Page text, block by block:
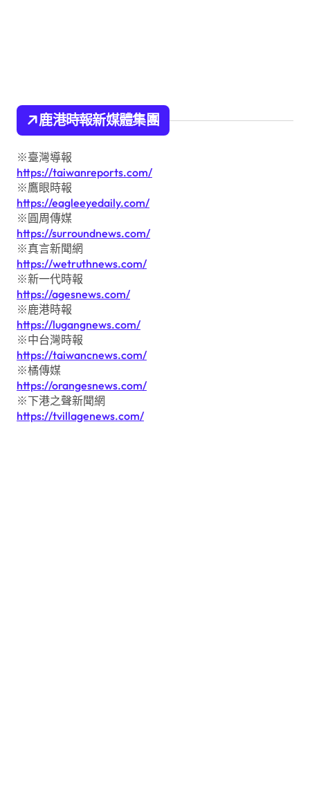
鹿港時報新媒體集團
※臺灣導報
https://taiwanreports.com/
※鷹眼時報
https://eagleeyedaily.com/
※圓周傳媒
https://surroundnews.com/
※真言新聞網
https://wetruthnews.com/
※新一代時報
https://agesnews.com/
※鹿港時報
https://lugangnews.com/
※中台灣時報
https://taiwancnews.com/
※橘傳媒
https://orangesnews.com/
※下港之聲新聞網
https://tvillagenews.com/